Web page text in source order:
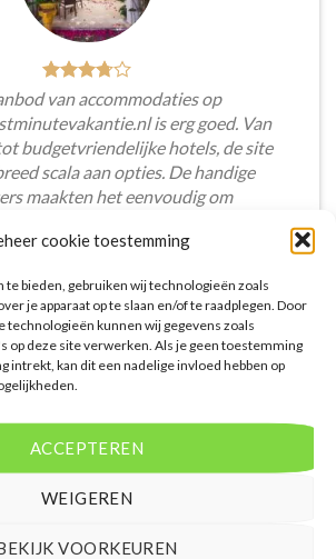
cookie toestemming
te bieden, gebruiken wij technologieën zoals
je apparaat op te slaan en/of te raadplegen. Door
technologieën kunnen wij gegevens zoals
op deze site verwerken. Als je geen toestemming
intrekt, kan dit een nadelige invloed hebben op
ACCEPTEREN
WEIGEREN
VOORKEUREN
van accommodaties op
is erg goed. Van
budgetvriendelijke hotels, de site
scala aan opties. De handige
maakten het eenvoudig om
voorkeuren en budget.
Tim Beukers/Tilburg